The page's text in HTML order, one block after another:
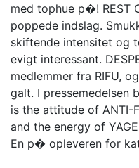
med tophue p�! REST
poppede indslag.
skiftende intensitet og
evigt interessant.
medlemmer fra RIFU,
galt. I pressemedelsen
is the attitude of ANTI-
and the energy of
En p� opleveren for